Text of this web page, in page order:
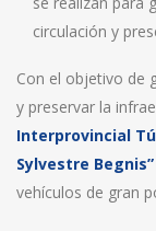
circulación y
Con el objetivo de
y preservar la
Interprovincial
Sylvestre Begnis”
vehículos de gran